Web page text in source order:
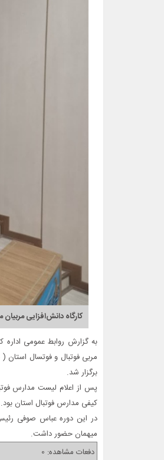
کارگاه دانش‌افزایی
مربی فوتبال و فوتسال استان
برگزار شد.
پس از اعلام لیست مدارس
کیفی مدارس فوتبال استان بود.
در این دوره عباس صوفی
میهمان حضور داشت.
دفعات مشاهده: 0